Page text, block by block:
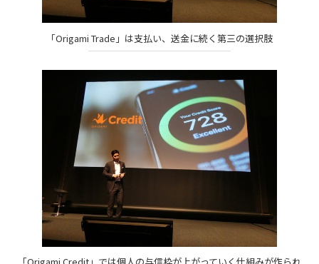
「Origami Trade」は支払い、送金に続く第三の選択肢